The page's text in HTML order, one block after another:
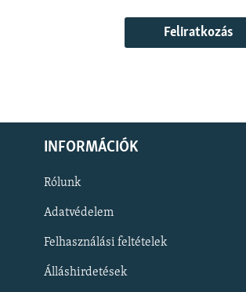
Feliratkozás
INFORMÁCIÓK
Rólunk
Adatvédelem
Felhasználási feltételek
Álláshirdetések